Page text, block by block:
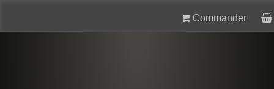
Commander